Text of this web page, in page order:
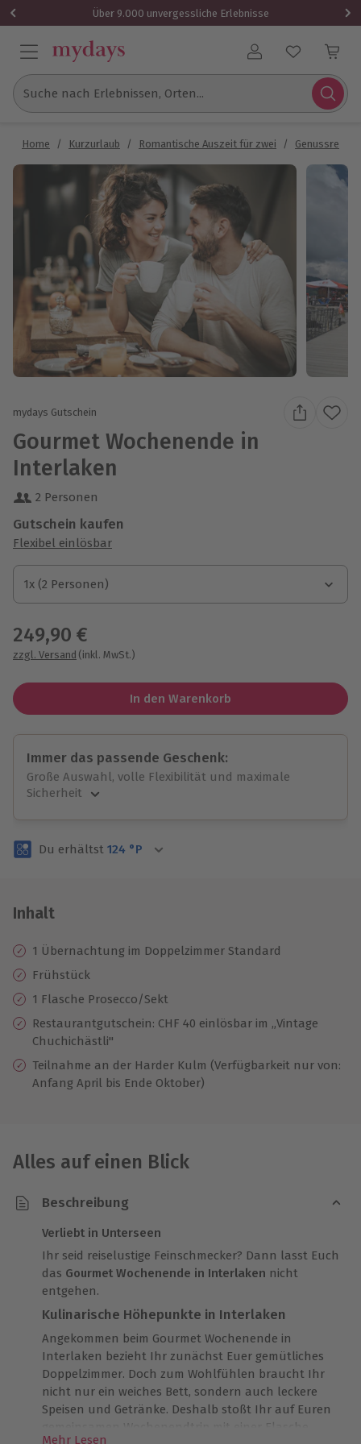
Über 9.000 unvergessliche Erlebnisse
Benutzerkonto
Suche nach Erlebnissen, Orten...
Home / Kurzurlaub / Romantische Auszeit für zwei / Genussreisen
mydays Gutschein
Gourmet Wochenende in
Interlaken
2 Personen
Gutschein kaufen
Flexibel einlösbar
1x (2 Personen)
1x (2 Personen)
1x (2 Personen)
249,90 €
zzgl. Versand (inkl. MwSt.)
In den Warenkorb
Immer das passende Geschenk:
Große Auswahl, volle Flexibilität und maximale
Sicherheit
Volle Flexibilität
3 Jahre gültig & verlängerbar.
Du erhältst 124 °P
Inhalt
1 Übernachtung im Doppelzimmer Standard
Frühstück
1 Flasche Prosecco/Sekt
Restaurantgutschein: CHF 40 einlösbar im „Vintage
Chuchichästli"
Teilnahme an der Harder Kulm (Verfügbarkeit nur von:
Anfang April bis Ende Oktober)
Alles auf einen Blick
Beschreibung
Verliebt in Unterseen
Ihr seid reiselustige Feinschmecker? Dann lasst Euch
das Gourmet Wochenende in Interlaken nicht
entgehen.
Kulinarische Höhepunkte in Interlaken
Angekommen beim Gourmet Wochenende in
Interlaken bezieht Ihr zunächst Euer gemütliches
Doppelzimmer. Doch zum Wohlfühlen braucht Ihr
nicht nur ein weiches Bett, sondern auch leckere
Speisen und Getränke. Deshalb stoßt Ihr auf Euren
gemeinsamen Wochenendtrip mit einer Flasche
Mehr Lesen